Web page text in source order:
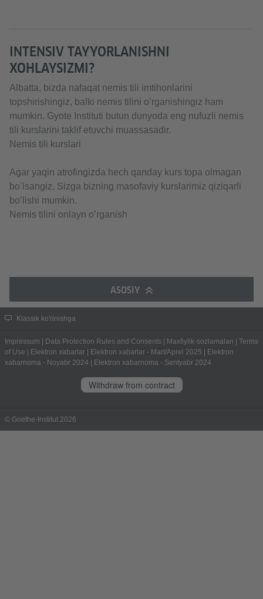
INTENSIV TAYYORLANISHNI
XOHLAYSIZMI?
Albatta, bizda nafaqat nemis tili imtihonlarini
topshirishingiz, balki nemis tilini o’rganishingiz ham
mumkin. Gyote Instituti butun dunyoda eng nufuzli nemis
tili kurslarini taklif etuvchi muassasadir.
Nemis tili kurslari
Agar yaqin atrofingizda hech qanday kurs topa olmagan
bo’lsangiz, Sizga bizning masofaviy kurslarimiz qiziqarli
bo’lishi mumkin.
Nemis tilini onlayn o’rganish
ASOSIY
Klassik ko'rinishga
Impressum Data Protection Rules and Consents Maxfiylik-sozlamalari
Terms
of Use
Elektron xabarlar Elektron xabarlar - Mart/Aprel 2025
Elektron
xabarnoma - Noyabr 2024
Elektron xabarnoma - Sentyabr 2024
Withdraw from contract
© Goethe-Institut 2026